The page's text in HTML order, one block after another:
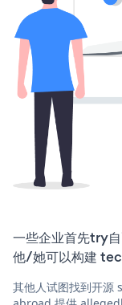
一些企业首先try
他/她可以构建
其他人试图找到开